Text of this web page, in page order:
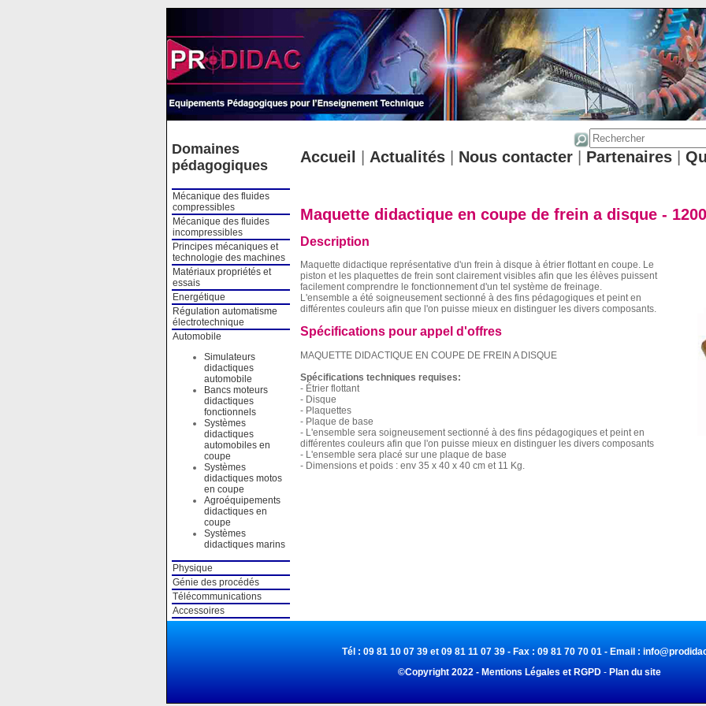
Domaines
pédagogiques
Mécanique des fluides
compressibles
Mécanique des fluides
incompressibles
Principes mécaniques et
technologie des machines
Matériaux propriétés et
essais
Energétique
Régulation automatisme
électrotechnique
Automobile
Simulateurs
didactiques
automobile
Bancs moteurs
didactiques
fonctionnels
Systèmes
didactiques
automobiles en
coupe
Systèmes
didactiques motos
en coupe
Agroéquipements
didactiques en
coupe
Systèmes
didactiques marins
Physique
Génie des procédés
Télécommunications
Accessoires
Accueil Actualités| Nous contacter| Partenaires|
Maquette didactique en coupe de frein a disque -
Description
Maquette didactique représentative d'un frein à disque à étrier flottant en coupe. Le
piston et les plaquettes de frein sont clairement visibles afin que les élèves puissent
facilement comprendre le fonctionnement d'un tel système de freinage.
L'ensemble a été soigneusement sectionné à des fins pédagogiques et peint en
différentes couleurs afin que l'on puisse mieux en distinguer les divers composants.
Spécifications pour appel d'offres
MAQUETTE DIDACTIQUE EN COUPE DE FREIN A DISQUE
Spécifications techniques requises:
- Étrier flottant
- Disque
- Plaquettes
- Plaque de base
- L'ensemble sera soigneusement sectionné à des fins pédagogiques et peint en
différentes couleurs afin que l'on puisse mieux en distinguer les divers composants
- L'ensemble sera placé sur une plaque de base
- Dimensions et poids : env 35 x 40 x 40 cm et 11 Kg.
Tél : 09 81 10 07 39 et 09 81 11 07 39 - Fax : 09 81 70 70 01 - Email :
©Copyright 2022 - Mentions Légales et RGPD - Plan du site